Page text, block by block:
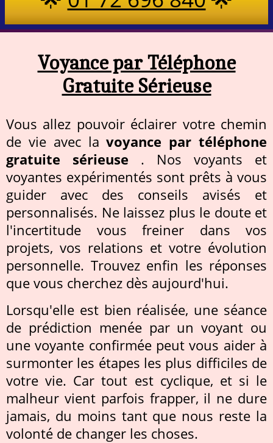
Voyance par Téléphone
Gratuite Sérieuse
Vous allez pouvoir éclairer votre chemin
de vie avec lavoyance par téléphone
gratuite sérieuse . Nos voyants et
voyantes expérimentés sont prêts à vous
guider avec des conseils avisés et
personnalisés. Ne laissez plus le doute et
l'incertitude vous freiner dans vos
projets, vos relations et votre évolution
personnelle. Trouvez enfin les réponses
que vous cherchez dès aujourd'hui.
Lorsqu'elle est bien réalisée, une séance
de prédiction menée par un voyant ou
une voyante confirmée peut vous aider à
surmonter les étapes les plus difficiles de
votre vie. Car tout est cyclique, et si le
malheur vient parfois frapper, il ne dure
jamais, du moins tant que nous reste la
volonté de changer les choses.